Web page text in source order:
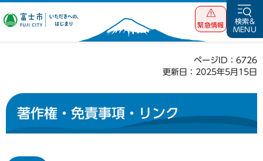
富士市 いただ
緊急情報
検索&
MENU
ページID：6726
更新日：2025年5月15日
著作権・免責事項・リンク